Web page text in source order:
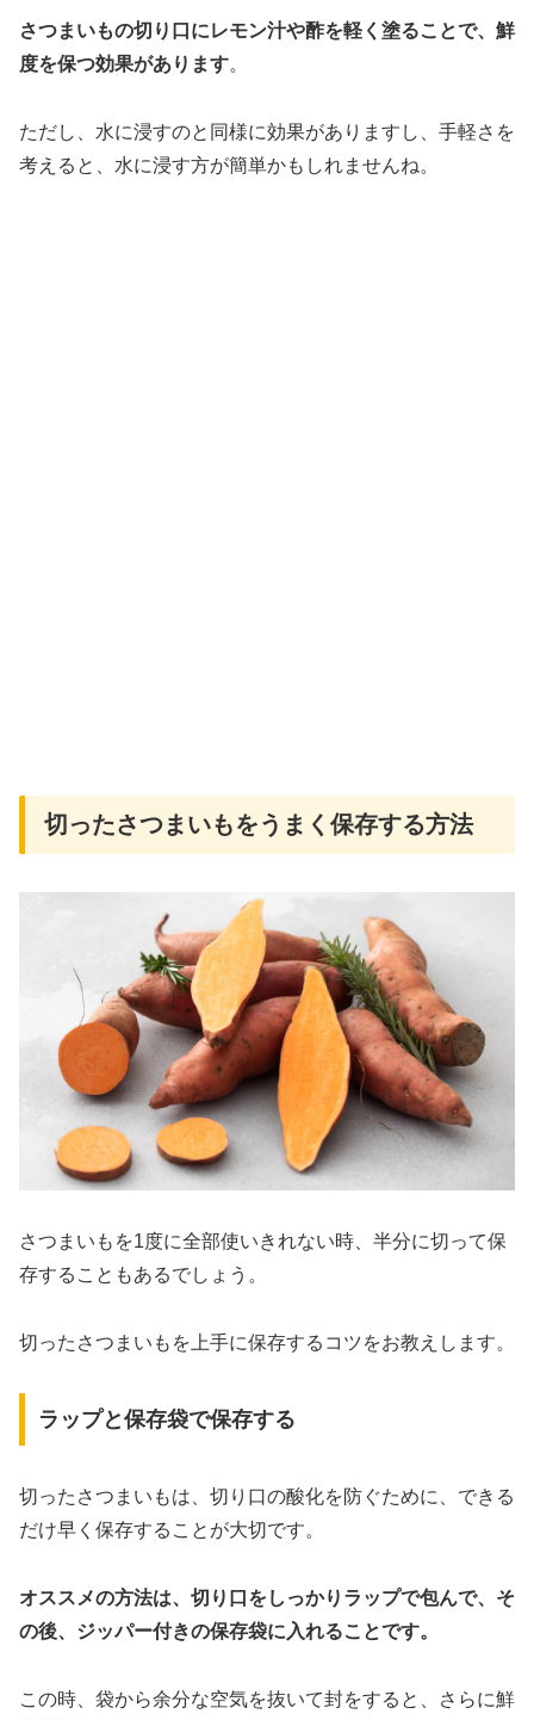
さつまいもの切り口にレモン汁や酢を軽く塗ることで、鮮
度を保つ効果があります。
ただし、水に浸すのと同様に効果がありますし、手軽さを
考えると、水に浸す方が簡単かもしれませんね。
切ったさつまいもをうまく保存する方法
さつまいもを1度に全部使いきれない時、半分に切って保
存することもあるでしょう。
切ったさつまいもを上手に保存するコツをお教えします。
ラップと保存袋で保存する
切ったさつまいもは、切り口の酸化を防ぐために、できる
だけ早く保存することが大切です。
オススメの方法は、切り口をしっかりラップで包んで、そ
の後、ジッパー付きの保存袋に入れることです。
この時、袋から余分な空気を抜いて封をすると、さらに鮮